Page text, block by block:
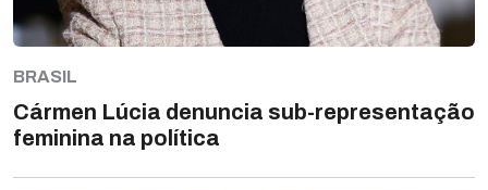
BRASIL
Cármen Lúcia denuncia sub-representação
feminina na política